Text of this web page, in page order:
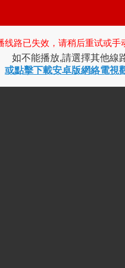
线路已失效，请稍后重试或手
如不能播放,請選擇其他線
或點擊下載安卓版網絡電視